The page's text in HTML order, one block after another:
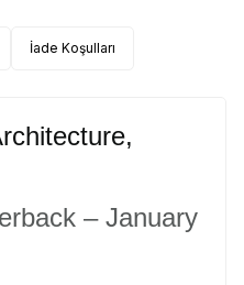
İade Koşulları
– January